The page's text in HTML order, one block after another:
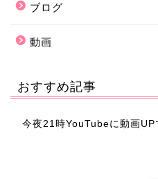
ブログ
動画
おすすめ記事
今夜21時YouTubeに動画UP